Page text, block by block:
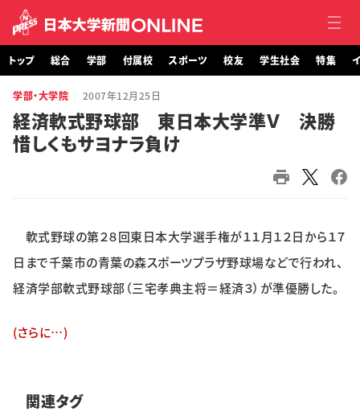
トップ
総合
スポーツ
学生社会
トップ 総合 学部 付属校 スポーツ 校友 学生社会 特集
学部・大学院 2007年12月25日
経済軟式野球部 東日本大学準Ｖ 決勝
惜しくもサヨナラ負け
軟式野球の第２８回東日本大学選手権が１１月１２日から１７
日まで千葉市の青葉の森スポーツプラザ野球場などで行われ、
経済学部軟式野球部（三宅孝典主将＝経済３）が準優勝した。
(さらに…)
関連タグ